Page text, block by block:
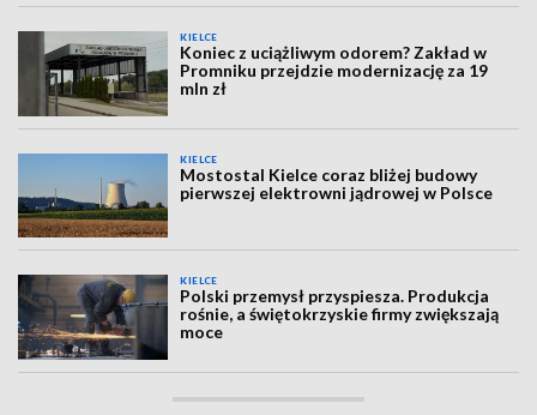
KIELCE
Koniec z uciążliwym odorem? Zakład w
Promniku przejdzie modernizację za 19
mln zł
KIELCE
Mostostal Kielce coraz bliżej budowy
pierwszej elektrowni jądrowej w Polsce
KIELCE
Polski przemysł przyspiesza. Produkcja
rośnie, a świętokrzyskie firmy zwiększają
moce